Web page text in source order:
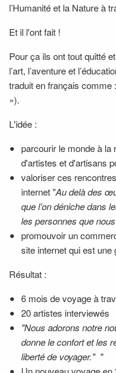
l’Humanité et la Nature à
Et il l'ont fait !
Pour ça ils ont tout quitté
l’art, l’aventure et
traduit en français comme
»).
L'idée :
parcourir le monde à la
d'artistes et d'artisans
valoriser ces
internet "Au delà des
que l’on déniche dans
les personnes que
promouvoir un
site internet qui est une
Résultat :
6 mois de voyage à
20 artistes interviewés
"Nous adorons notre
donne le confort et les
liberté de voyager." "